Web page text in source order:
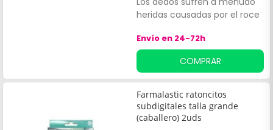
heridas causadas por el roce
fricción se produce siempre
sobre una misma zona
pueden aparecer los
dolorosos callos.
Envío en 24-72h
COMPRAR
Farmalastic ratoncitos
subdigitales talla grande
(caballero) 2uds